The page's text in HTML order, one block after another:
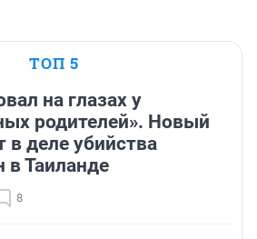
ТОП 5
на глазах у
родителей». Новый
в деле убийства
в Таиланде
8